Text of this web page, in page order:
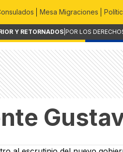
Mesa Migraciones
Y RETORNADOS POR LOS